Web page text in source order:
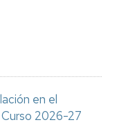
en el
2026-27